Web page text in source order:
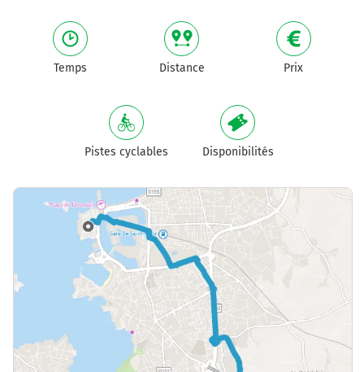
Temps Distance Prix
Pistes cyclables Disponibilités